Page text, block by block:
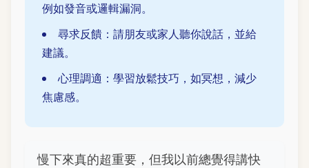
例如發音或邏輯漏洞。
尋求反饋：請朋友或家人聽你說話，並給
建議。
心理調適：學習放鬆技巧，如冥想，減少
焦慮感。
慢下來真的超重要，但我以前總覺得講快